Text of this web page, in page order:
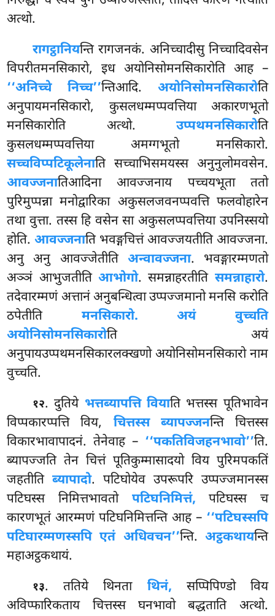
अत्थो.
रागट्ठानियन्ति रागजनकं. अनिच्चादीसु निच्चादिवसेन
विपरीतमनसिकारो, इध अयोनिसोमनसिकारोति आह –
‘‘अनिच्चे निच्च’’न्तिआदि. अयोनिसोमनसिकारोति
अनुपायमनसिकारो, कुसलधम्मप्पवत्तिया अकारणभूतो
मनसिकारोति अत्थो. उप्पथमनसिकारोति
कुसलधम्मप्पवत्तिया अमग्गभूतो मनसिकारो.
सच्चविप्पटिकूलेनाति सच्चाभिसमयस्स अनुनुलोमवसेन.
आवज्जनातिआदिना आवज्जनाय पच्चयभूता ततो
पुरिमुप्पन्ना मनोद्वारिका अकुसलजवनप्पवत्ति फलवोहारेन
तथा वुत्ता. तस्स हि वसेन सा अकुसलप्पवत्तिया उपनिस्सयो
होति.आवज्जनाति भवङ्गचित्तं आवज्जयतीति आवज्जना.
अनु अनु आवज्जेतीति अन्वावज्जना. भवङ्गारम्मणतो
अञ्ञं आभुजतीति आभोगो. समन्नाहरतीति समन्नाहारो.
तदेवारम्मणं अत्तानं अनुबन्धित्वा उप्पज्जमानो मनसि करोति
ठपेतीति मनसिकारो. अयं वुच्चति
अयोनिसोमनसिकारोति अयं
अनुपायउप्पथमनसिकारलक्खणो अयोनिसोमनसिकारो नाम
वुच्चति.
१२. दुतिये भत्तब्यापत्ति वियाति भत्तस्स पूतिभावेन
विप्पकारप्पत्ति विय, चित्तस्स ब्यापज्जनन्ति चित्तस्स
विकारभावापादनं. तेनेवाह – ‘‘पकतिविजहनभावो’’ति.
ब्यापज्जति तेन चित्तं पूतिकुम्मासादयो विय पुरिमपकतिं
जहतीतिब्यापादो. पटिघोयेव उपरूपरि उप्पज्जमानस्स
पटिघस्स निमित्तभावतो पटिघनिमित्तं, पटिघस्स च
कारणभूतं आरम्मणं पटिघनिमित्तन्ति आह – ‘‘पटिघस्सपि
पटिघारम्मणस्सपि एतं अधिवचन’’न्ति. अट्ठकथायन्ति
महाअट्ठकथायं.
१३. ततिये थिनता थिनं, सप्पिपिण्डो विय
अविप्फारिकताय चित्तस्स घनभावो बद्धताति अत्थो.